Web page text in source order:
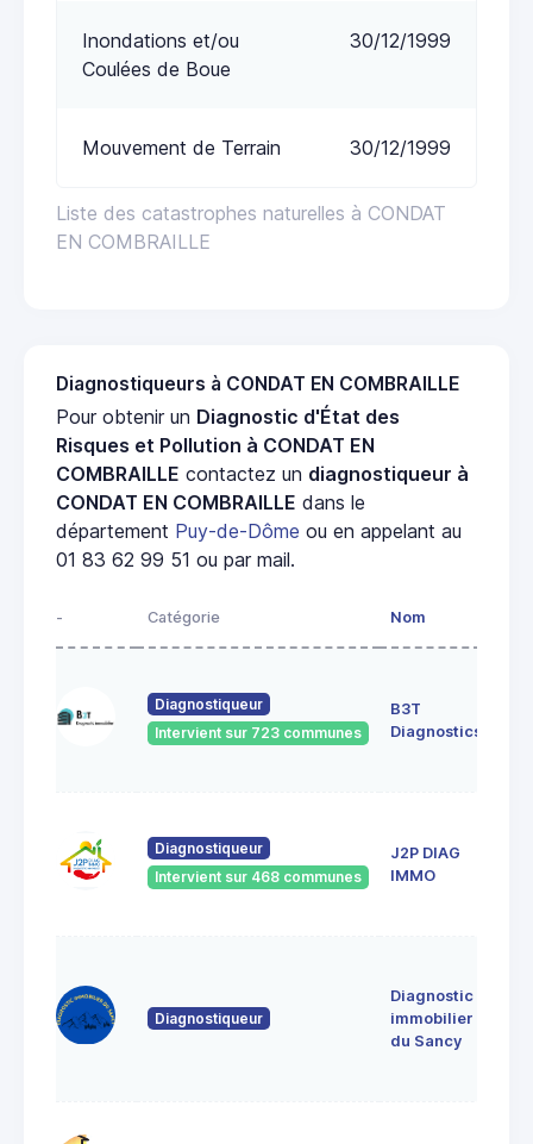
Liste des catastrophes naturelles à CONDAT
EN COMBRAILLE
Inondations et/ou
Coulées de Boue
30/12/1999
Mouvement de Terrain 30/12/1999
Diagnostiqueurs à CONDAT EN COMBRAILLE
Pour obtenir un Diagnostic d'État des
Risques et Pollution à CONDAT EN
COMBRAILLE contactez un diagnostiqueur à
CONDAT EN COMBRAILLE dans le
département Puy-de-Dôme ou en appelant au
01 83 62 99 51 ou par mail.
- Catégorie Nom
Diagnostiqueur
Intervient sur 723 communes
B3T
Diagnostics
Diagnostiqueur
Intervient sur 468 communes
J2P DIAG
IMMO
Diagnostiqueur
Diagnostic
immobilier
du Sancy